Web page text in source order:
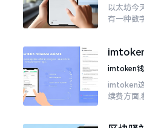
以太坊今
有一种数
率出现的
和交易
imtoken
imtoken
续费方面,